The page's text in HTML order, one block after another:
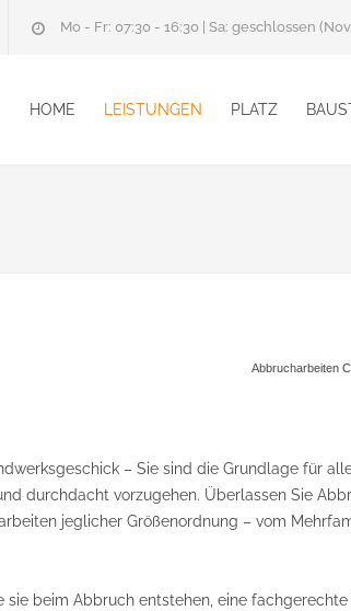
Mo - Fr: 07:30 - 16:30 | Sa: geschlossen
HOME LEISTUNGEN PLATZ
Abbrucharbeiten
– Sie sind die Grundlage für
durchdacht vorzugehen. Überlassen Sie
jeglicher Größenordnung – vom
beim Abbruch entstehen, eine